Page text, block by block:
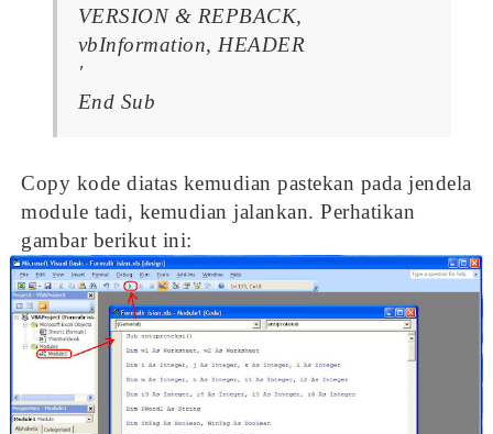
VERSION & REPBACK,
vbInformation, HEADER
'
End Sub
Copy kode diatas kemudian pastekan pada jendela
module tadi, kemudian jalankan. Perhatikan
gambar berikut ini: